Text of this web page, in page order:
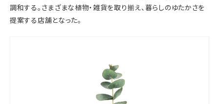
調和する。さまざまな植物・雑貨を取り揃え、暮らしのゆたかさを
提案する店舗となった。